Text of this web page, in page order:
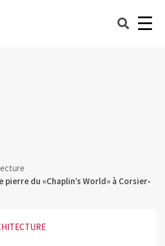
pierre du «Chaplin’s World» à Corsier-